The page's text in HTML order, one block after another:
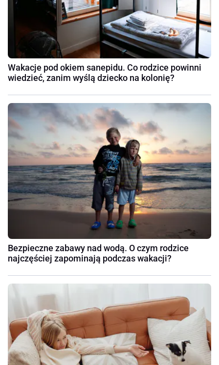
Wakacje pod okiem sanepidu. Co rodzice powinni
wiedzieć, zanim wyślą dziecko na kolonię?
Bezpieczne zabawy nad wodą. O czym rodzice
najczęściej zapominają podczas wakacji?